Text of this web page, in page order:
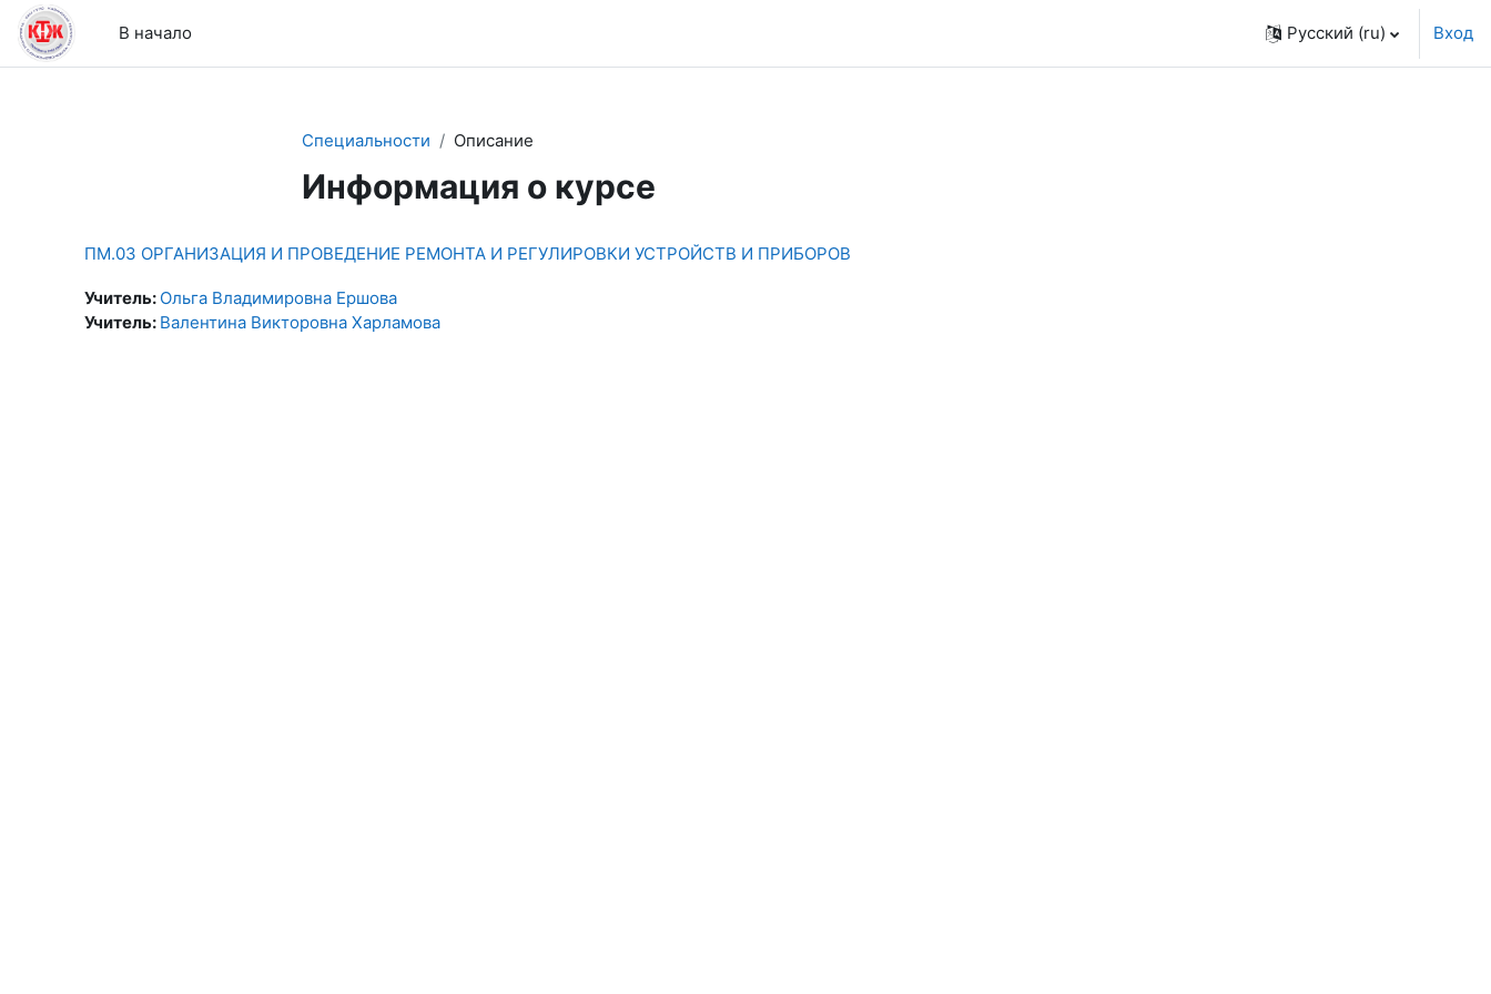
Перейти к основному содержанию
В начало
Русский ‎(ru)‎ Вход
Специальности Описание
Информация о курсе
ПМ.03 ОРГАНИЗАЦИЯ И ПРОВЕДЕНИЕ РЕМОНТА И РЕГУЛИРОВКИ УСТРОЙСТВ И ПРИБОРОВ
Учитель: Ольга Владимировна Ершова
Учитель: Валентина Викторовна Харламова